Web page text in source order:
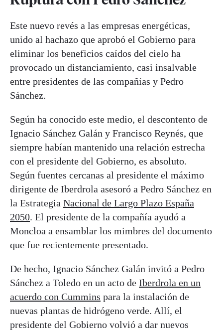
Este nuevo revés a las empresas energéticas,
unido al hachazo que aprobó el Gobierno para
eliminar los beneficios caídos del cielo ha
provocado un distanciamiento, casi insalvable
entre presidentes de las compañías y Pedro
Sánchez.
Según ha conocido este medio, el descontento de
Ignacio Sánchez Galán y Francisco Reynés, que
siempre habían mantenido una relación estrecha
con el presidente del Gobierno, es absoluto.
Según fuentes cercanas al presidente el máximo
dirigente de Iberdrola asesoró a Pedro Sánchez en
la Estrategia Nacional de Largo Plazo España
2050. El presidente de la compañía ayudó a
Moncloa a ensamblar los mimbres del documento
que fue recientemente presentado.
De hecho, Ignacio Sánchez Galán invitó a Pedro
Sánchez a Toledo en un acto de Iberdrola en un
acuerdo con Cummins para la instalación de
nuevas plantas de hidrógeno verde. Allí, el
presidente del Gobierno volvió a dar nuevos